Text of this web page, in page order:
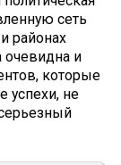
сеть
районах
очевидна и
которые
успехи, не